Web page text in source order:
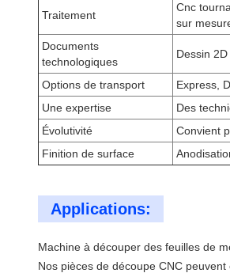
Traitement
Cnc
sur
Documents
technologiques
Dessin
Options de transport
Express,
Une expertise
Des
Évolutivité
Convient
Finition de surface
Applications:
Machine à découper des feuilles de
Nos pièces de découpe CNC